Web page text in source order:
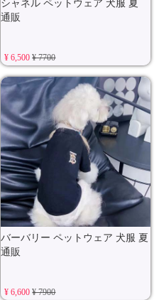
シャネル ペットウェア 犬服 夏
通販
¥ 6,500¥ 7700
バーバリー ペットウェア 犬服 夏
通販
¥ 6,600¥ 7900